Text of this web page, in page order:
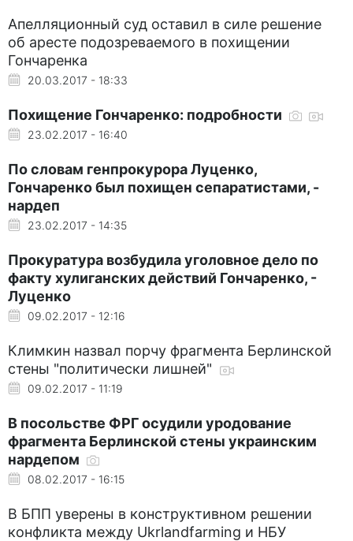
Апелляционный суд оставил в силе решение
об аресте подозреваемого в похищении
Гончаренка
20.03.2017 - 18:33
Похищение Гончаренко: подробности
23.02.2017 - 16:40
По словам генпрокурора Луценко,
Гончаренко был похищен сепаратистами, -
нардеп
23.02.2017 - 14:35
Прокуратура возбудила уголовное дело по
факту хулиганских действий Гончаренко, -
Луценко
09.02.2017 - 12:16
Климкин назвал порчу фрагмента Берлинской
стены "политически лишней"
09.02.2017 - 11:19
В посольстве ФРГ осудили уродование
фрагмента Берлинской стены украинским
нардепом
08.02.2017 - 16:15
В БПП уверены в конструктивном решении
конфликта между Ukrlandfarming и НБУ